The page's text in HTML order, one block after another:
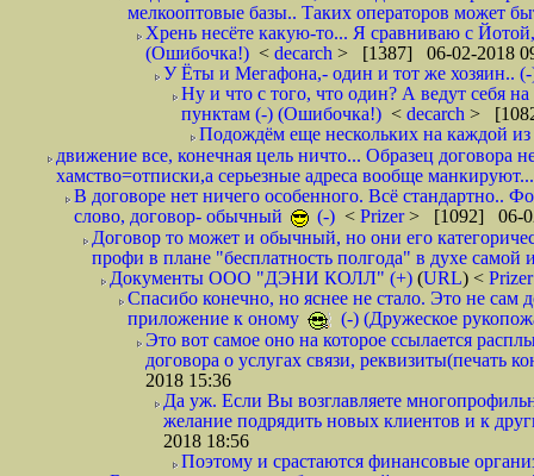
мелкооптовые базы.. Таких операторов может
Хрень несёте какую-то... Я сравниваю с
(Ошибочка!) < decarch > [1387] 06-02-2018
У Ёты и Мегафона,- один и тот же хозяин..
Ну и что с того, что один? А ведут себя
пунктам (-) (Ошибочка!) < decarch >
Подождём еще нескольких на каждой из
движение все, конечная цель ничто... Образец договора
хамство=отписки,а серьезные адреса вообще
В договоре нет ничего особенного. Всё стандартно..
слово, договор- обычный
(-) < Prizer> [1092] 06-
Договор то может и обычный, но они его
профи в плане "бесплатность полгода" в духе
Документы ООО "ДЭНИ КОЛЛ" (+) (URL) <
Спасибо конечно, но яснее не стало. Это не сам
приложение к оному
(-) (Дружеское
Это вот самое оно на которое ссылается
договора о услугах связи, реквизиты(печать
2018 15:36
Да уж. Если Вы возглавляете
желание подрядить новых клиентов и к
2018 18:56
Поэтому и срастаются финансовые